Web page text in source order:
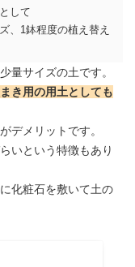
して
、1鉢程度の植え替え
量サイズの土です。
き用の用土としても
デメリットです。
いという特徴もあり
化粧石を敷いて土の